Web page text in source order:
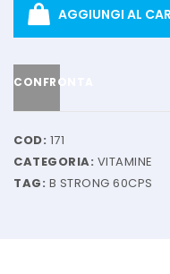
BIOTECH USA
ETHICSPORT
AGGIUNGI AL
CONFRONTA
COD: 171
CATEGORIA: VITAMINE
TAG: B STRONG 60CPS